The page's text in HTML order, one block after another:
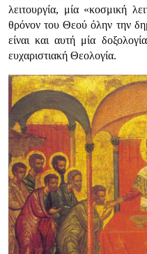
λειτουργία, μία «κοσμική
θρόνον του Θεού όλην την
είναι και αυτή μία
ευχαριστιακή Θεολογία.